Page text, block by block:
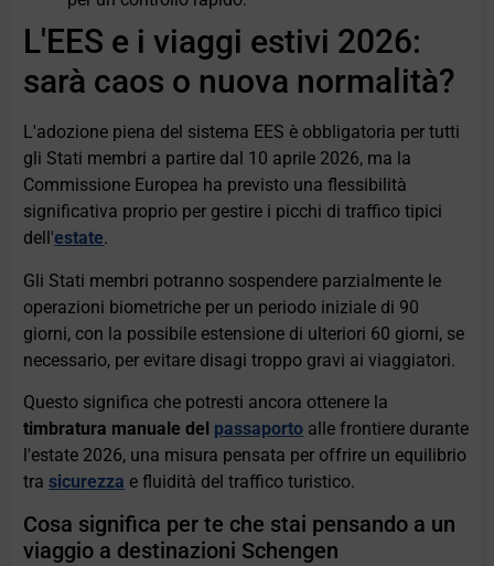
L'EES e i viaggi estivi 2026:
sarà caos o nuova normalità?
L'adozione piena del sistema EES è obbligatoria per tutti
gli Stati membri a partire dal 10 aprile 2026, ma la
Commissione Europea ha previsto una flessibilità
significativa proprio per gestire i picchi di traffico tipici
dell'estate.
Gli Stati membri potranno sospendere parzialmente le
operazioni biometriche per un periodo iniziale di 90
giorni, con la possibile estensione di ulteriori 60 giorni, se
necessario, per evitare disagi troppo gravi ai viaggiatori.
Questo significa che potresti ancora ottenere la
timbratura manuale del passaporto alle frontiere durante
l'estate 2026, una misura pensata per offrire un equilibrio
trasicurezza e fluidità del traffico turistico.
Cosa significa per te che stai pensando a un
viaggio a destinazioni Schengen